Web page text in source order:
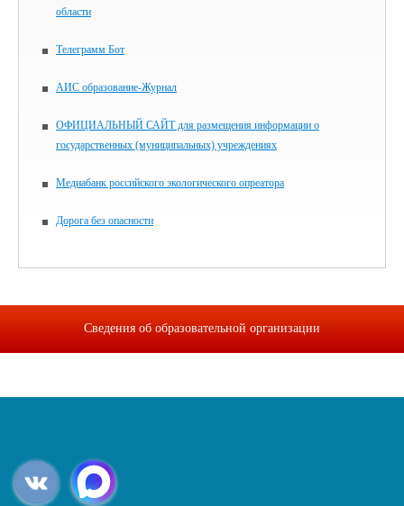
области
Телеграмм Бот
АИС образование-Журнал
ОФИЦИАЛЬНЫЙ САЙТ для размещения информации о
государственных (муниципальных) учреждениях
Медиабанк российского экологического опреатора
Дорога без опасности
Сведения об образовательной организации